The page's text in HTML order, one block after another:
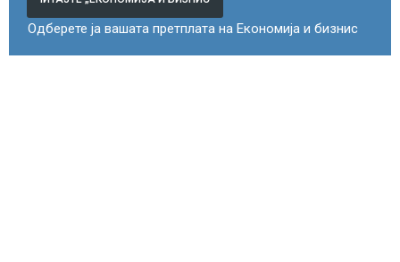
Одберете ја вашата претплата на Економија и бизнис